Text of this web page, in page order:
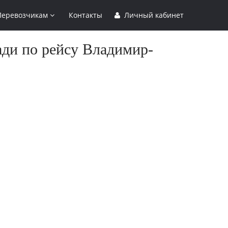
Контакты Личный кабинет
по рейсу Владимир-